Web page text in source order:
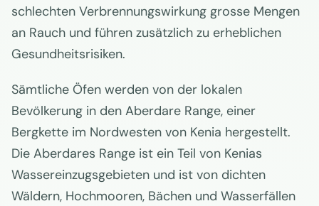
schlechten Verbrennungswirkung grosse Mengen
an Rauch und führen zusätzlich zu erheblichen
Gesundheitsrisiken.
Sämtliche Öfen werden von der lokalen
Bevölkerung in den Aberdare Range, einer
Bergkette im Nordwesten von Kenia hergestellt.
Die Aberdares Range ist ein Teil von Kenias
Wassereinzugsgebieten und ist von dichten
Wäldern, Hochmooren, Bächen und Wasserfällen